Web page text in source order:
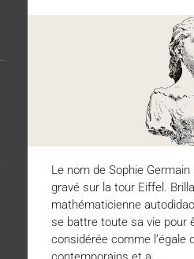
Le nom de Sophie
gravé sur la tour Eiffel.
mathématicienne
se battre toute sa vie pour
considérée comme l’égale